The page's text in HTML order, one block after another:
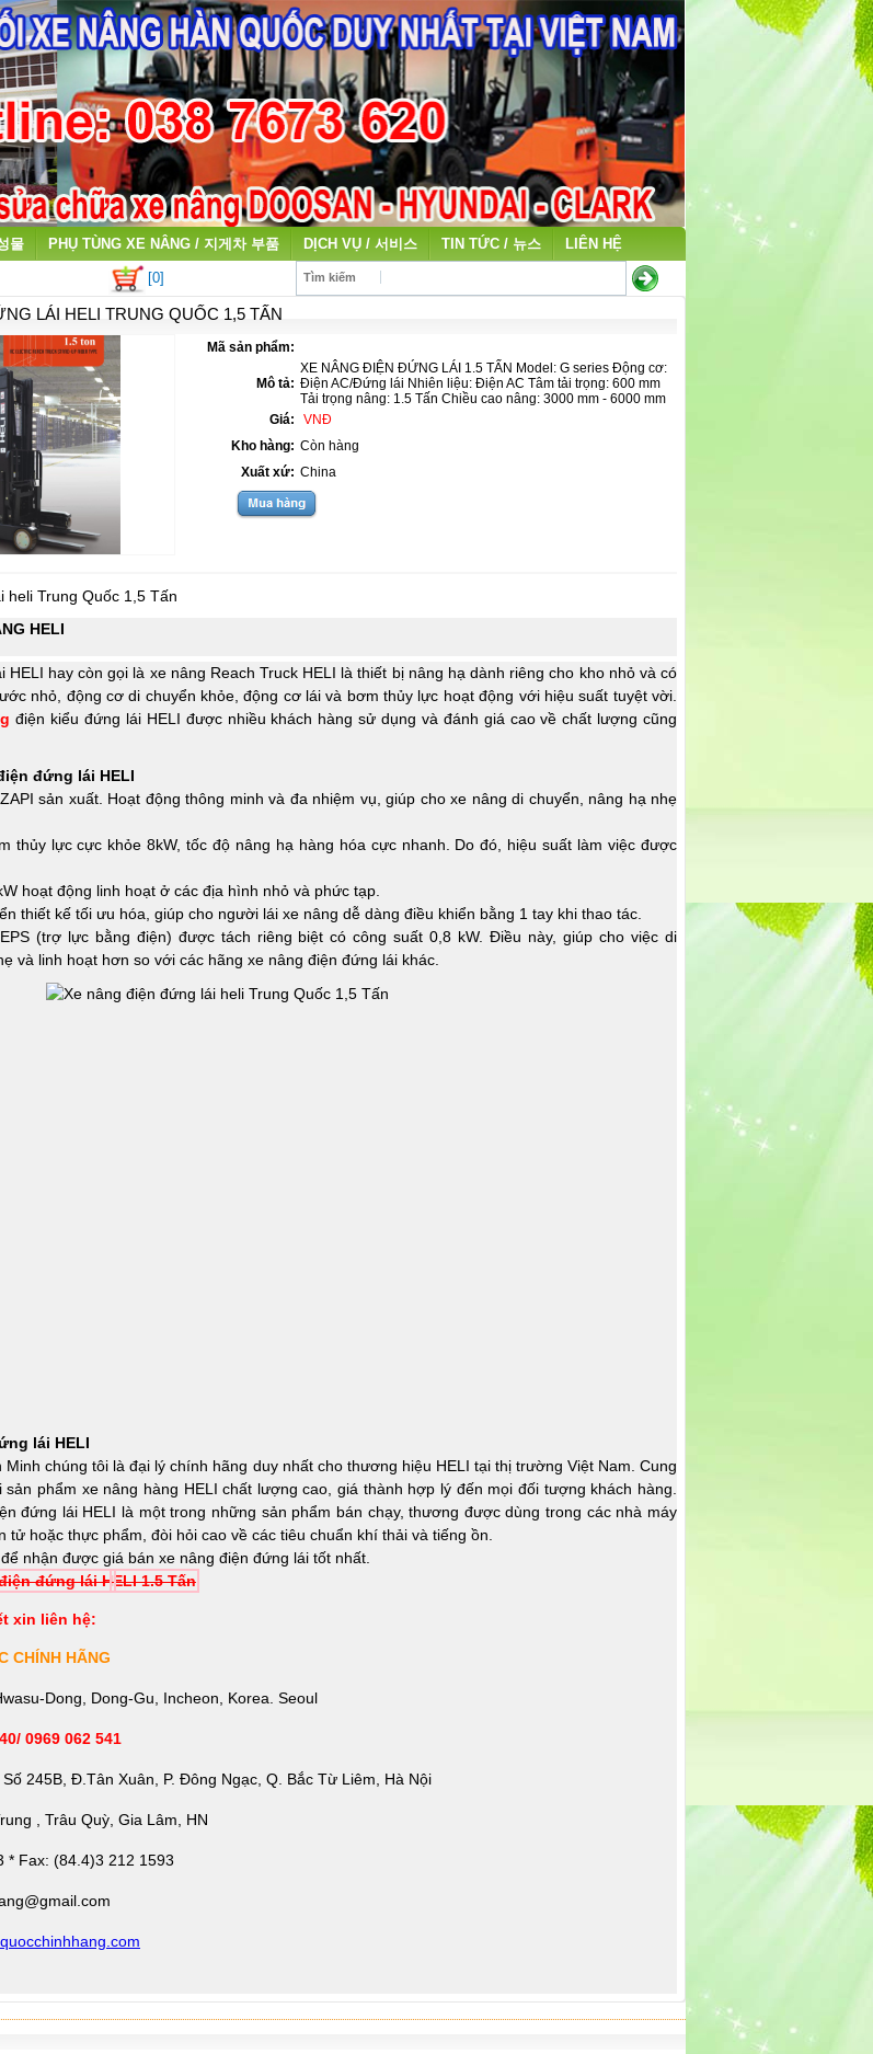
물 PHỤ TÙNG XE NÂNG / 지게차 부품 DỊCH VỤ / 서비스 TIN TỨC / 뉴스 LIÊN HỆ
[0] Tìm kiếm
LÁI HELI TRUNG QUỐC 1,5 TẤN
Mã sản phẩm:
Mô tả:
XE NÂNG ĐIỆN ĐỨNG LÁI 1.5 TẤN Model: G series Động cơ:
Điện AC/Đứng lái Nhiên liệu: Điện AC Tâm tải trọng: 600 mm
Tải trọng nâng: 1.5 Tấn Chiều cao nâng: 3000 mm - 6000 mm
Giá:
VNĐ
Kho hàng: Còn hàng
Xuất xứ: China
heli Trung Quốc 1,5 Tấn
HELI
HELI hay còn gọi là xe nâng Reach Truck HELI là thiết bị nâng hạ dành riêng cho kho nhỏ và có
nhỏ, động cơ di chuyển khỏe, động cơ lái và bơm thủy lực hoạt động với hiệu suất tuyệt vời.
điện kiểu đứng lái HELI được nhiều khách hàng sử dụng và đánh giá cao về chất lượng cũng
đứng lái HELI
sản xuất. Hoạt động thông minh và đa nhiệm vụ, giúp cho xe nâng di chuyển, nâng hạ nhẹ
thủy lực cực khỏe 8kW, tốc độ nâng hạ hàng hóa cực nhanh. Do đó, hiệu suất làm việc được
hoạt động linh hoạt ở các địa hình nhỏ và phức tạp.
thiết kế tối ưu hóa, giúp cho người lái xe nâng dễ dàng điều khiển bằng 1 tay khi thao tác.
(trợ lực bằng điện) được tách riêng biệt có công suất 0,8 kW. Điều này, giúp cho việc di
và linh hoạt hơn so với các hãng xe nâng điện đứng lái khác.
lái HELI
Minh chúng tôi là đại lý chính hãng duy nhất cho thương hiệu HELI tại thị trường Việt Nam. Cung
sản phẩm xe nâng hàng HELI chất lượng cao, giá thành hợp lý đến mọi đối tượng khách hàng.
đứng lái HELI là một trong những sản phẩm bán chạy, thương được dùng trong các nhà máy
tử hoặc thực phẩm, đòi hỏi cao về các tiêu chuẩn khí thải và tiếng ồn.
nhận được giá bán xe nâng điện đứng lái tốt nhất.
đứng lái HELI 1.5 Tấn
xin liên hệ:
CHÍNH HÃNG
Dong, Dong-Gu, Incheon, Korea. Seoul
0969 062 541
Số 245B, Đ.Tân Xuân, P. Đông Ngạc, Q. Bắc Từ Liêm, Hà Nội
, Trâu Quỳ, Gia Lâm, HN
* Fax: (84.4)3 212 1593